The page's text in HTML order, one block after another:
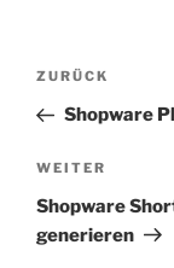
Vorheriger
Beitrag
ZURÜCK
Shopware
Nächster
Beitrag
WEITER
Shopware
generieren